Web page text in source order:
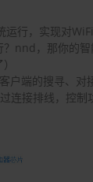
行，实现对
nnd，那你的智
户端的搜寻、对
连接排线，控制